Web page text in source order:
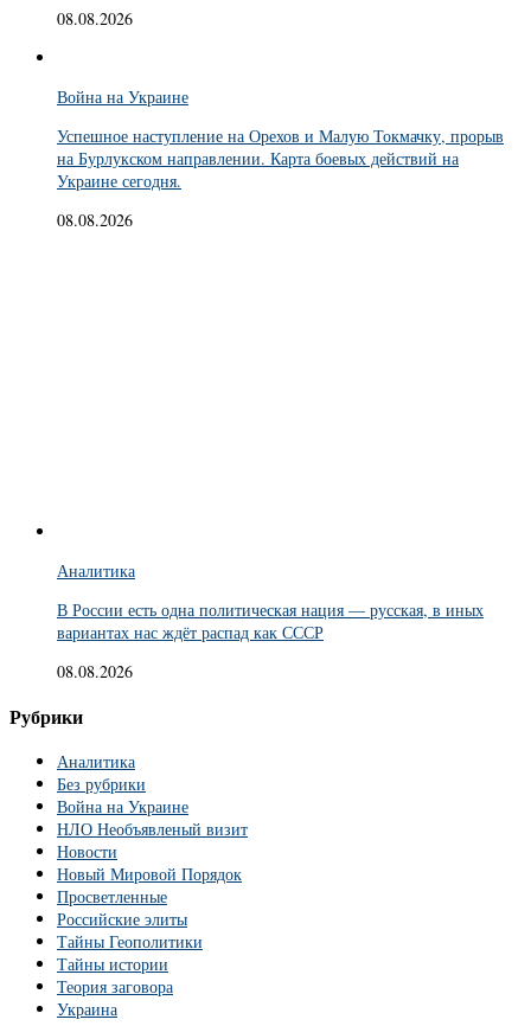
08.08.2026
Война на Украине
Успешное наступление на Орехов и Малую Токмачку, прорыв
на Бурлукском направлении. Карта боевых действий на
Украине сегодня.
08.08.2026
Аналитика
В России есть одна политическая нация — русская, в иных
вариантах нас ждёт распад как СССР
08.08.2026
Рубрики
Аналитика
Без рубрики
Война на Украине
НЛО Необъявленый визит
Новости
Новый Мировой Порядок
Просветленные
Российские элиты
Тайны Геополитики
Тайны истории
Теория заговора
Украина